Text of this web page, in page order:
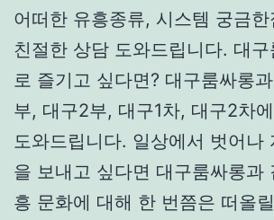
어떠한 유흥종류, 시스템 궁금한
친절한 상담 도와드립니다. 대구
로 즐기고 싶다면? 대구룸싸롱
부, 대구2부, 대구1차, 대구2차
도와드립니다. 일상에서 벗어나
을 보내고 싶다면 대구룸싸롱과
흥 문화에 대해 한 번쯤은 떠올